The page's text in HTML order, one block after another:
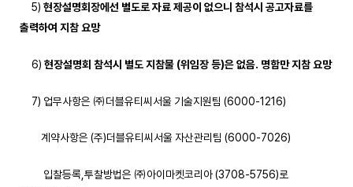
5) 현장설명회장에선 별도로 자료 제공이 없으니 참석시 공고자료를
출력하여 지참 요망
6) 현장설명회 참석시 별도 지참물 (위임장 등)은 없음. 명함만 지참 요망
7) 업무사항은 ㈜더블유티씨서울 기술지원팀 (6000-1216)
계약사항은 (주)더블유티씨서울 자산관리팀 (6000-7026)
입찰등록,투찰방법은 ㈜아이마켓코리아 (3708-5756)로